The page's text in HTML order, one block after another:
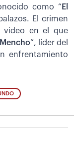
como “ El
El crimen
video en el que
Mencho”, líder del
enfrentamiento